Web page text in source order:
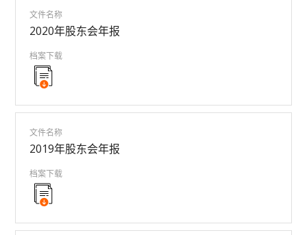
文件名称
2020年股东会年报
档案下载
文件名称
2019年股东会年报
档案下载